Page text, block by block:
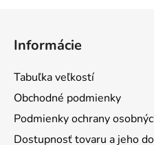
Informácie
Tabuľka veľkostí
Obchodné podmienky
Podmienky ochrany
Dostupnosť tovaru a jeho